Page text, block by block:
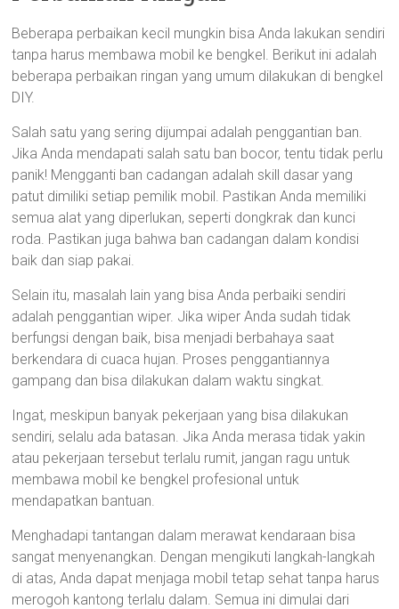
Beberapa perbaikan kecil mungkin bisa Anda lakukan sendiri
tanpa harus membawa mobil ke bengkel. Berikut ini adalah
beberapa perbaikan ringan yang umum dilakukan di bengkel
DIY.
Salah satu yang sering dijumpai adalah penggantian ban.
Jika Anda mendapati salah satu ban bocor, tentu tidak perlu
panik! Mengganti ban cadangan adalah skill dasar yang
patut dimiliki setiap pemilik mobil. Pastikan Anda memiliki
semua alat yang diperlukan, seperti dongkrak dan kunci
roda. Pastikan juga bahwa ban cadangan dalam kondisi
baik dan siap pakai.
Selain itu, masalah lain yang bisa Anda perbaiki sendiri
adalah penggantian wiper. Jika wiper Anda sudah tidak
berfungsi dengan baik, bisa menjadi berbahaya saat
berkendara di cuaca hujan. Proses penggantiannya
gampang dan bisa dilakukan dalam waktu singkat.
Ingat, meskipun banyak pekerjaan yang bisa dilakukan
sendiri, selalu ada batasan. Jika Anda merasa tidak yakin
atau pekerjaan tersebut terlalu rumit, jangan ragu untuk
membawa mobil ke bengkel profesional untuk
mendapatkan bantuan.
Menghadapi tantangan dalam merawat kendaraan bisa
sangat menyenangkan. Dengan mengikuti langkah-langkah
di atas, Anda dapat menjaga mobil tetap sehat tanpa harus
merogoh kantong terlalu dalam. Semua ini dimulai dari